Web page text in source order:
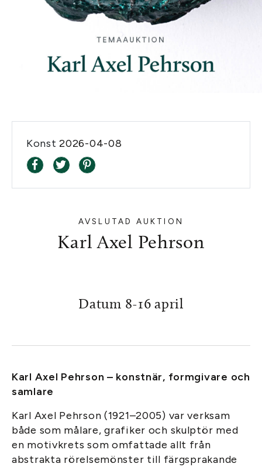
Konst2026-04-08
AVSLUTAD AUKTION
Karl Axel Pehrson
Datum 8-16 april
Karl Axel Pehrson – konstnär, formgivare och
samlare
Karl Axel Pehrson (1921–2005) var verksam
både som målare, grafiker och skulptör med
en motivkrets som omfattade allt från
abstrakta rörelsemönster till färgsprakande